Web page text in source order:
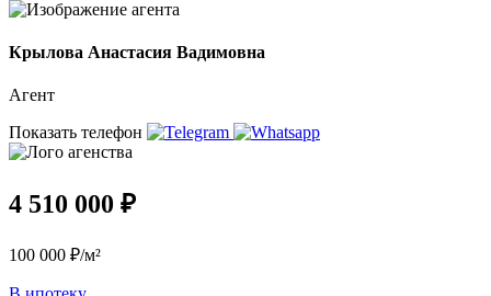
Крылова Анастасия Вадимовна
Агент
Показать телефон
4 510 000 ₽
100 000 ₽/м²